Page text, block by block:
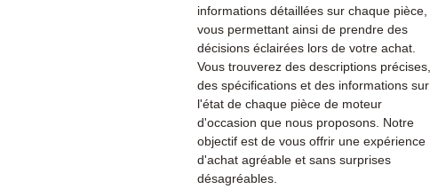
informations détaillées sur chaque pièce,
vous permettant ainsi de prendre des
décisions éclairées lors de votre achat.
Vous trouverez des descriptions précises,
des spécifications et des informations sur
l'état de chaque pièce de moteur
d'occasion que nous proposons. Notre
objectif est de vous offrir une expérience
d'achat agréable et sans surprises
désagréables.